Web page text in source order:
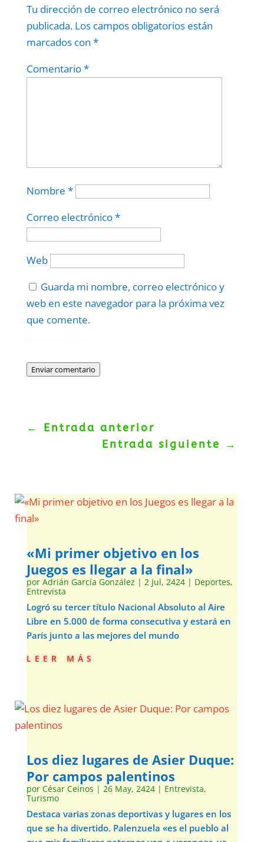
Tu dirección de correo electrónico no será
publicada. Los campos obligatorios están
marcados con *
Comentario*
Nombre *
Correo electrónico*
Web
Guarda mi nombre, correo electrónico y
web en este navegador para la próxima vez
que comente.
Enviar comentario
← Entrada anterior
Entrada siguiente
→
«Mi primer objetivo en los
Juegos es llegar a la final»
por Adrián García González | 2 Jul, 2424| Deportes,
Entrevista
Logró su tercer título Nacional Absoluto al Aire
Libre en 5.000 de forma consecutiva y estará en
París junto a las mejores del mundo
leer más
Los diez lugares de Asier Duque:
Por campos palentinos
por César Ceinos | 26 May, 2424| Entrevista,
Turismo
Destaca varias zonas deportivas y lugares en los
que se ha divertido. Palenzuela «es el pueblo al